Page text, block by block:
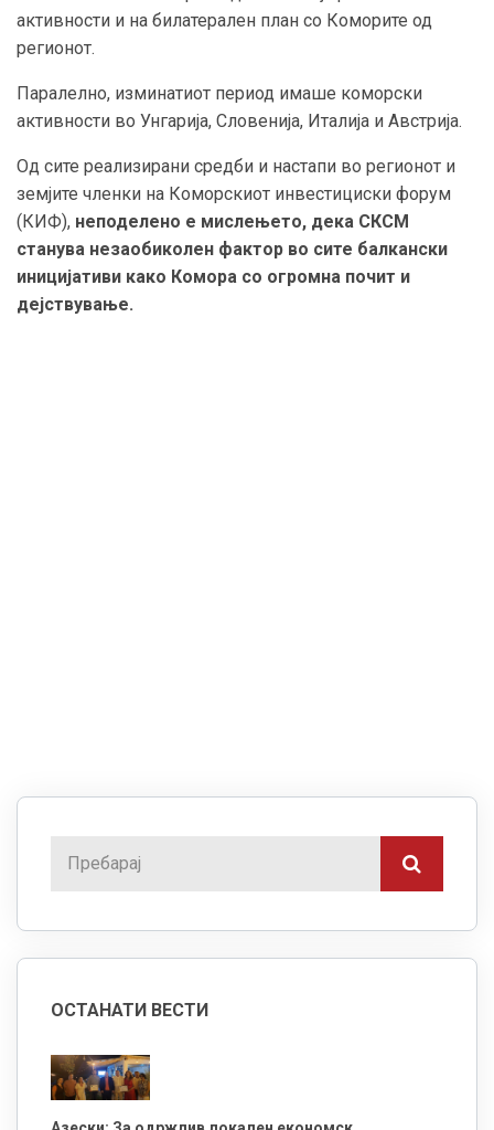
активности и на билатерален план со Коморите од
регионот.
Паралелно, изминатиот период имаше коморски
активности во Унгарија, Словенија, Италија и Австрија.
Од сите реализирани средби и настапи во регионот и
земјите членки на Коморскиот инвестициски форум
(КИФ), неподелено е мислењето, дека СКСМ
станува незаобиколен фактор во сите балкански
иницијативи како Комора со огромна почит и
дејствување.
ОСТАНАТИ ВЕСТИ